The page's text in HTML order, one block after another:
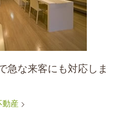
急な来客にも対応しま
動産